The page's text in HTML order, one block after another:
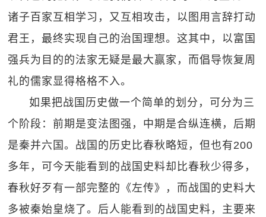
诸子百家互相学习，又互相攻击，以图用言辞打动
君王，最终实现自己的治国理想。这其中，以富国
强兵为目的的法家无疑是最大赢家，而倡导恢复周
礼的儒家显得格格不入。
如果把战国历史做一个简单的划分，可分为三
个阶段：前期是变法图强，中期是合纵连横，后期
是秦并六国。战国的历史比春秋略短，但也有200
多年，可今天能看到的战国史料却比春秋少得多，
春秋好歹有一部完整的《左传》，而战国的史料大
多被秦始皇烧了。后人能看到的战国史料，主要来